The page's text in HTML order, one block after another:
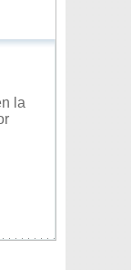
la